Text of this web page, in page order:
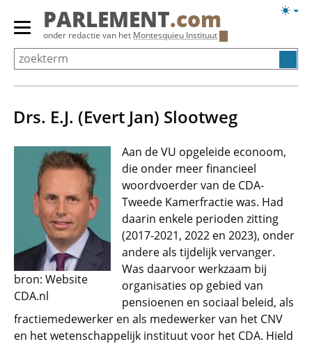
Overslaan
Primair
menu
tonen/verbergen
PARLEMENT.com
onder redactie van het Montesquieu Instituut
Drs. E.J. (Evert Jan) Slootweg
bron: Website
CDA.nl
Aan de VU opgeleide econoom,
die onder meer financieel
woordvoerder van de CDA-
Tweede Kamerfractie was. Had
daarin enkele perioden zitting
(2017-2021, 2022 en 2023), onder
andere als tijdelijk vervanger.
Was daarvoor werkzaam bij
organisaties op gebied van
pensioenen en sociaal beleid, als
fractiemedewerker en als medewerker van het CNV
en het wetenschappelijk instituut voor het CDA. Hield